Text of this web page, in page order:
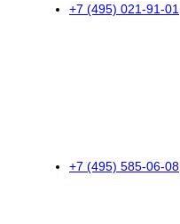
+7 (495) 021-91-01
+7 (495) 585-06-08